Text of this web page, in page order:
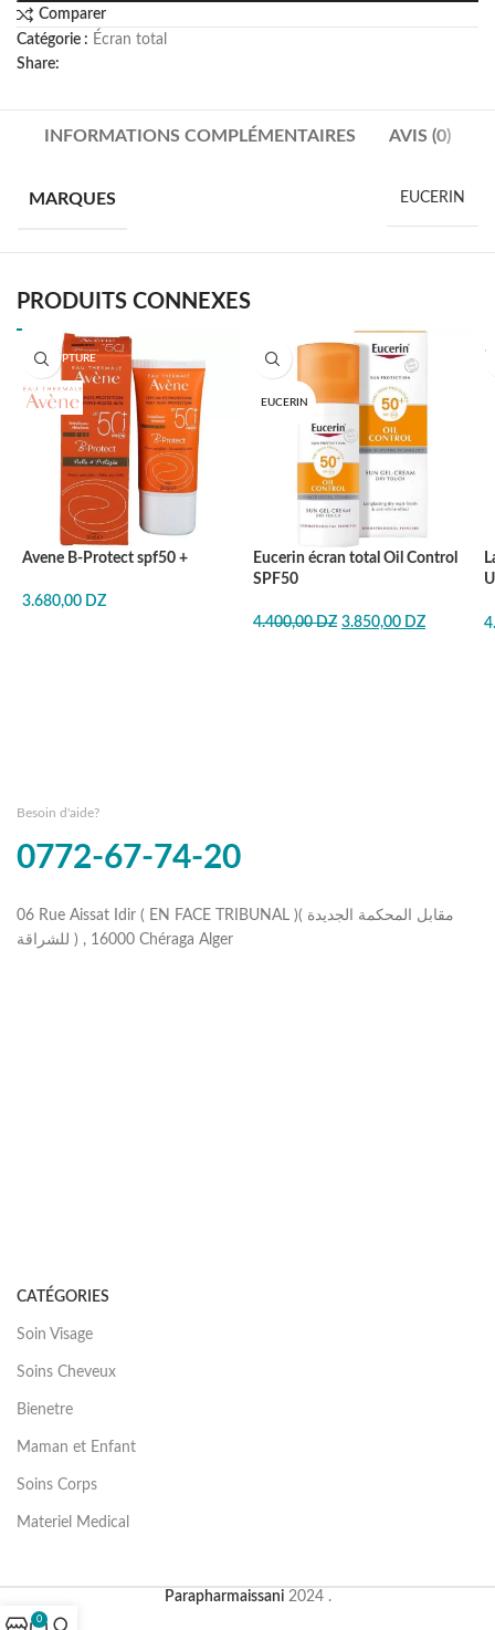
Comparer
Catégorie : Écran total
Share:
INFORMATIONS COMPLÉMENTAIRES AVIS (0)
MARQUES EUCERIN
PRODUITS CONNEXES
EN RUPTURE
Avene B-Protect spf50 +
3.680,00 DZ
-13%
EUCERIN
Eucerin écran total Oil Control
SPF50
4.400,00DZ 3.850,00 DZ
Besoin d'aide?
0772-67-74-20
06 Rue Aissat Idir ( EN FACE TRIBUNAL )( مقابل المحكمة الجديدة
للشراقة ) , 16000 Chéraga Alger
CATÉGORIES
Soin Visage
Soins Cheveux
Bienetre
Maman et Enfant
Soins Corps
Materiel Medical
Parapharmaissani2024 .
0